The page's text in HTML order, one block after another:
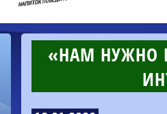
​«НАМ НУЖНО